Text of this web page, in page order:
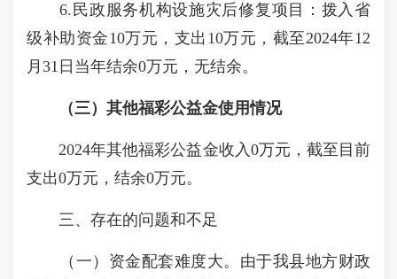
6.民政服务机构设施灾后修复项目：拨入省
级补助资金10万元，支出10万元，截至2024年12
月31日当年结余0万元，无结余。
（三） 其他福彩公益金使用情况
2024年其他福彩公益金收入0万元，截至目前
支出0万元，结余0万元。
三、存在的问题和不足
（一）资金配套难度大。由于我县地方财政